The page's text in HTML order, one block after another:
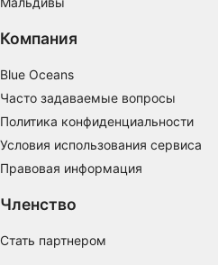
Компания
Blue Oceans
Часто задаваемые вопросы
Политика конфиденциальности
Условия использования сервиса
Правовая информация
Членство
Стать партнером
персонализированной
Создание профилей для
Использование профилей для
Определение эффективности
статистики или комбинации
разных источников